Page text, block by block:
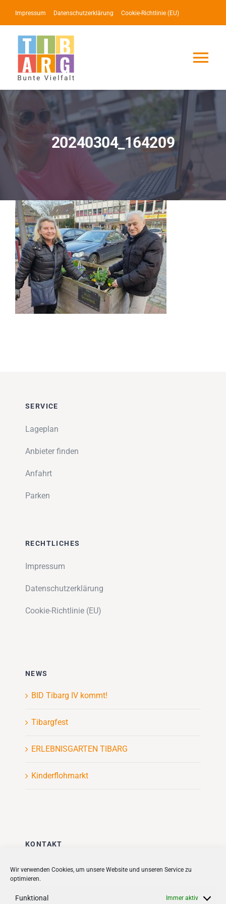
Wir verwenden Cookies, um unsere Website und unseren Service zu
optimieren.
Funktional Immer aktiv
Inhalt
springen
Impressum Datenschutzerklärung Cookie-Richtlinie (EU)
Lotse
Service
Events
Impressionen
Über uns
SUCHE
NACH:
20240304_164209
SERVICE
Lageplan
Anbieter finden
Anfahrt
Parken
RECHTLICHES
Impressum
Datenschutzerklärung
Cookie-Richtlinie (EU)
NEWS
BID Tibarg IV kommt!
Tibargfest
ERLEBNISGARTEN TIBARG
Kinderflohmarkt
KONTAKT
Stadt + Handel City- und
Quartiersmanagement